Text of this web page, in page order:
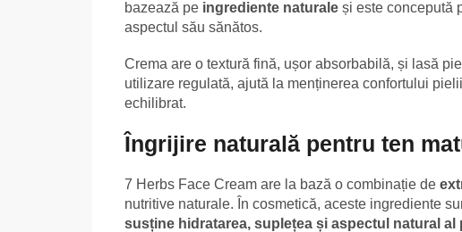
bazează pe ingrediente naturale și este concepută
aspectul său sănătos.
Crema are o textură fină, ușor absorbabilă, și lasă
utilizare regulată, ajută la menținerea confortului
echilibrat.
Îngrijire naturală pentru ten
7 Herbs Face Cream are la bază o combinație de
nutritive naturale. În cosmetică, aceste ingrediente
susține hidratarea, suplețea și aspectul natural al